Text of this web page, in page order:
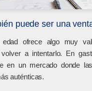
puede ser una
ofrece algo muy
a intentarlo. En
en un mercado donde
auténticas.